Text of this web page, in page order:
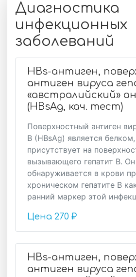
Диагностика
инфекционных
заболеваний
HBs-антиген,
антиген вируса
«австралийский»
(HBsAg, кач. тест)
Поверхностный антиген
В (HВsAg) является
присутствует на
вызывающего гепатит В. Он
обнаруживается в крови
хроническом гепатите В
ранний маркер этой
Цена 270 ₽
HBs-антиген,
антиген вируса